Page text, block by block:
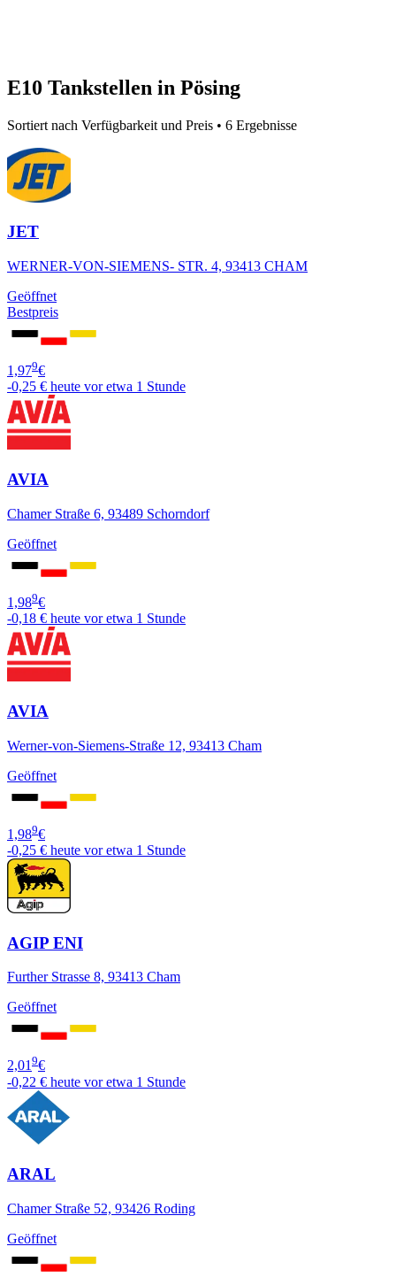
E10 Tankstellen in Pösing
Sortiert nach Verfügbarkeit und Preis • 6 Ergebnisse
JET
WERNER-VON-SIEMENS- STR. 4, 93413 CHAM
Geöffnet
Bestpreis
1,979€
-0,25 € heute vor etwa 1 Stunde
AVIA
Chamer Straße 6, 93489 Schorndorf
Geöffnet
1,989€
-0,18 € heute vor etwa 1 Stunde
AVIA
Werner-von-Siemens-Straße 12, 93413 Cham
Geöffnet
1,989€
-0,25 € heute vor etwa 1 Stunde
AGIP ENI
Further Strasse 8, 93413 Cham
Geöffnet
2,019€
-0,22 € heute vor etwa 1 Stunde
ARAL
Chamer Straße 52, 93426 Roding
Geöffnet